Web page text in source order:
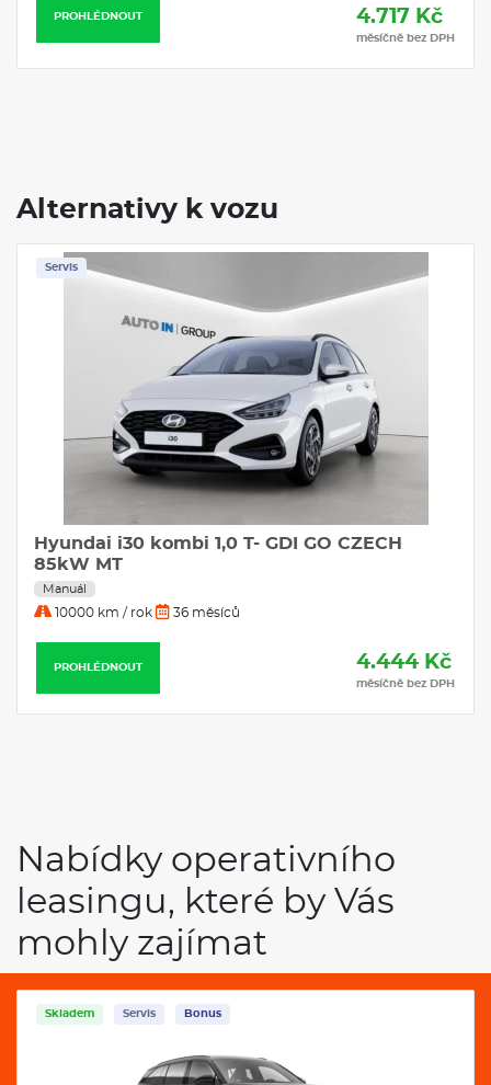
PROHLÉDNOUT 4.717 Kč
měsíčně bez DPH
Alternativy k vozu
Servis
Hyundai i30 kombi 1,0 T- GDI GO CZECH
85kW MT
Manuál
10000 km / rok 36 měsíců
PROHLÉDNOUT 4.444 Kč
měsíčně bez DPH
Nabídky operativního
leasingu, které by Vás
mohly zajímat
Skladem Servis Bonus